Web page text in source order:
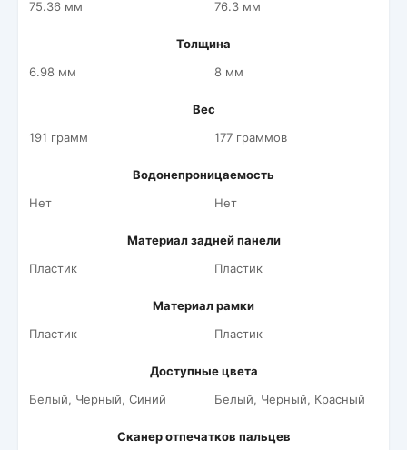
75.36 мм 76.3 мм
Толщина
6.98 мм
8 мм
Вес
191 грамм
177 граммов
Водонепроницаемость
Нет
Нет
Материал задней панели
Пластик
Пластик
Материал рамки
Пластик
Пластик
Доступные цвета
Белый, Черный, Синий
Белый, Черный, Красный
Сканер отпечатков пальцев